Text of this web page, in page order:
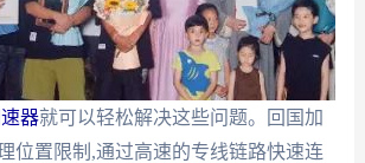
器就可以轻松解决这些问题。回国加
位置限制,通过高速的专线链路快速连